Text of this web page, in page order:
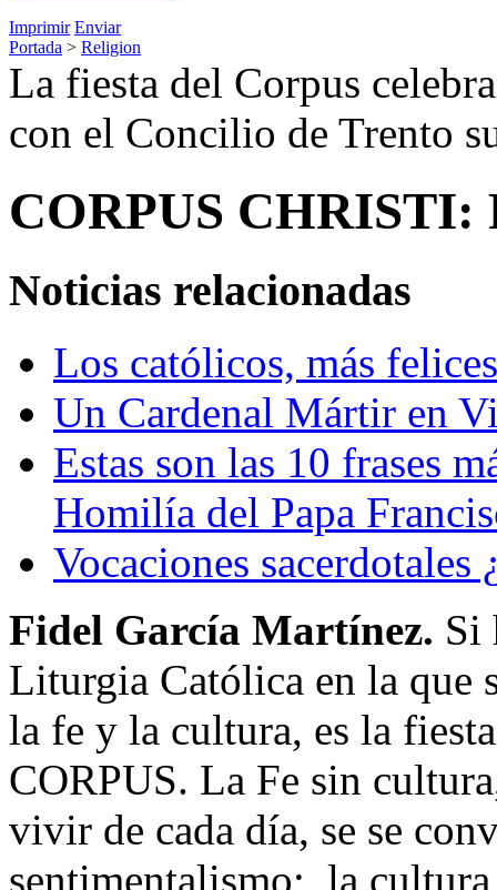
Imprimir Enviar
Portada > Religion
La fiesta del Corpus
con el Concilio de Trento
CORPUS CHRISTI:
Noticias relacionadas
Los católicos, más felices
Un Cardenal Mártir en
Estas son las 10 frases
Homilía del Papa
Vocaciones sacerdotales
Fidel García Martínez. Si
Liturgia Católica en la que
la fe y la cultura, es la
CORPUS. La Fe sin
vivir de cada día, se se
sentimentalismo; la cultura